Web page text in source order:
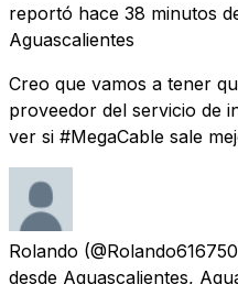
reportó hace 38 minutos
Aguascalientes
Creo que vamos a tener
proveedor del servicio de
ver si #MegaCable sale
Rolando
desde Aguascalientes,